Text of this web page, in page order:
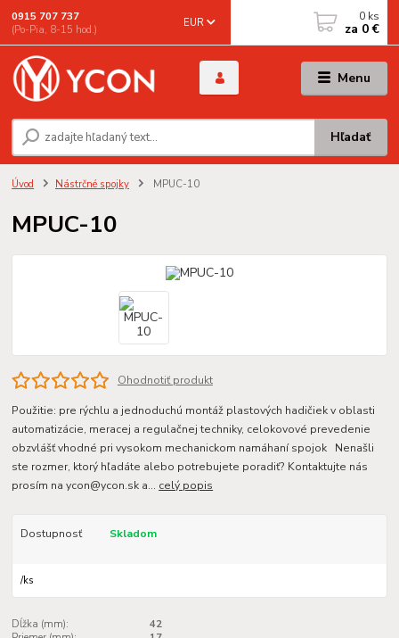
Menu
EUR
Hľadať
0915 707 737
(Po-Pia, 8-15 hod.)
0 ks
za 0 €
Úvod Nástrčné spojky MPUC-10
MPUC-10
Ohodnotiť produkt
Použitie: pre rýchlu a jednoduchú montáž plastových hadičiek v oblasti
automatizácie, meracej a regulačnej techniky, celokovové prevedenie
obzvlášť vhodné pri vysokom mechanickom namáhaní spojok Nenašli
ste rozmer, ktorý hľadáte alebo potrebujete poradiť? Kontaktujte nás
prosím na ycon@ycon.sk a... celý popis
Dostupnosť Skladom
/ks
Dĺžka (mm):
42